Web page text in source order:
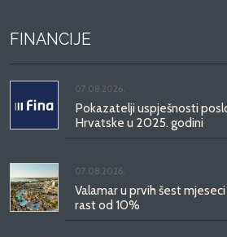
FINANCIJE
07.08.2026.
Pokazatelji uspješnosti
Hrvatske u 2025. godini
07.08.2026.
Valamar u prvih šest
rast od 10%